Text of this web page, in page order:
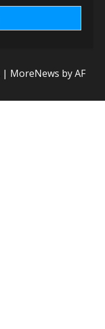
| MoreNews by AF